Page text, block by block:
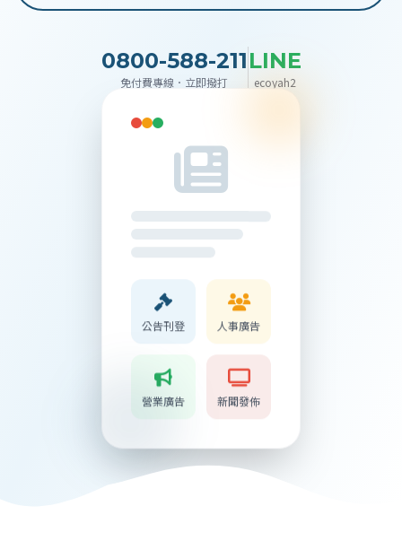
0800-588-211
免付費專線．立即撥打
LINE
ecoyah2
公告刊登 人事廣告
營業廣告 新聞發佈